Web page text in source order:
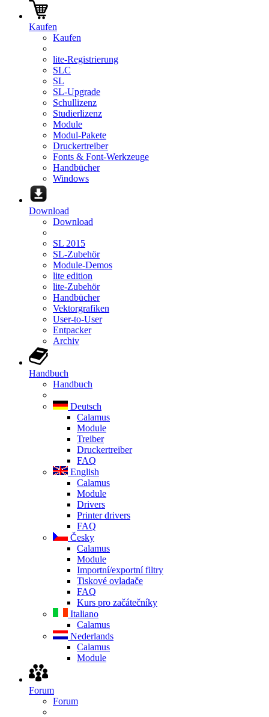
Kaufen
Kaufen
lite-Registrierung
SLC
SL
SL-Upgrade
Schullizenz
Studierlizenz
Module
Modul-Pakete
Druckertreiber
Fonts & Font-Werkzeuge
Handbücher
Windows
Download
Download
SL 2015
SL-Zubehör
Module-Demos
lite edition
lite-Zubehör
Handbücher
Vektorgrafiken
User-to-User
Entpacker
Archiv
Handbuch
Handbuch
Deutsch
Calamus
Module
Treiber
Druckertreiber
FAQ
English
Calamus
Module
Drivers
Printer drivers
FAQ
Česky
Calamus
Module
Importní/exportní filtry
Tiskové ovladače
FAQ
Kurs pro začátečníky
Italiano
Calamus
Nederlands
Calamus
Module
Forum
Forum